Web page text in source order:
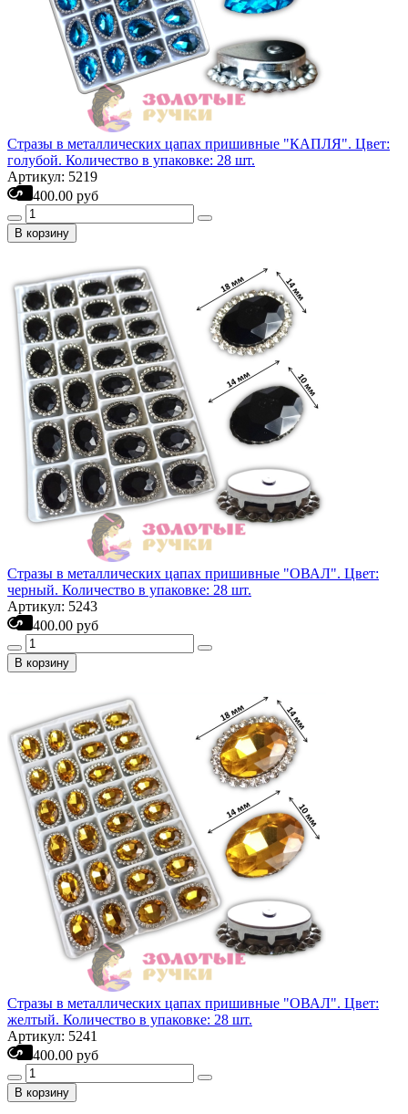
Стразы в металлических цапах пришивные "КАПЛЯ". Цвет:
голубой. Количество в упаковке: 28 шт.
Артикул: 5219
400.00 руб
В корзину
Стразы в металлических цапах пришивные "ОВАЛ". Цвет:
черный. Количество в упаковке: 28 шт.
Артикул: 5243
400.00 руб
В корзину
Стразы в металлических цапах пришивные "ОВАЛ". Цвет:
желтый. Количество в упаковке: 28 шт.
Артикул: 5241
400.00 руб
В корзину